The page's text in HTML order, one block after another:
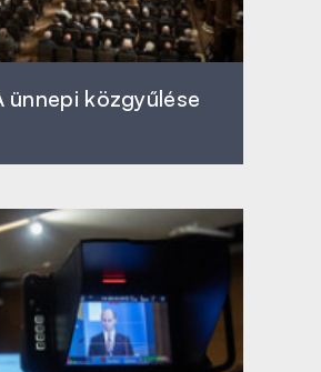
ünnepi közgyűlése